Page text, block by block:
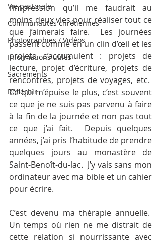
Vie pastorale
Communautés chrétiennes
Photographies / Vidéos
Informations utiles
Sacrements
Réfléchir
l’impression qu’il me faudrait au
moins deux vies pour réaliser tout ce
que j’aimerais faire.  Les journées
passent comme en un clin d’œil et les
projets s’accumulent : projets de
lecture, projet d’écriture, projets de
rencontres, projets de voyages, etc.
Ce qui m’épuise le plus, c’est souvent
ce que je ne suis pas parvenu à faire
à la fin de la journée et non pas tout
ce que j’ai fait.  Depuis quelques
années, j’ai pris l’habitude de prendre
quelques jours au monastère de
Saint-Benoît-du-lac.  J’y vais sans mon
ordinateur avec ma bible et un cahier
pour écrire.
C’est devenu ma thérapie annuelle.
Un temps où rien ne me distrait de
cette relation si nourrissante avec